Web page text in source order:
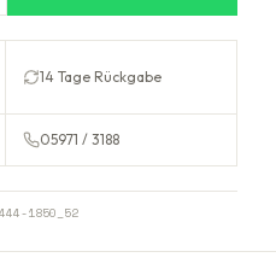
14 Tage Rückgabe
05971 / 3188
1850_52